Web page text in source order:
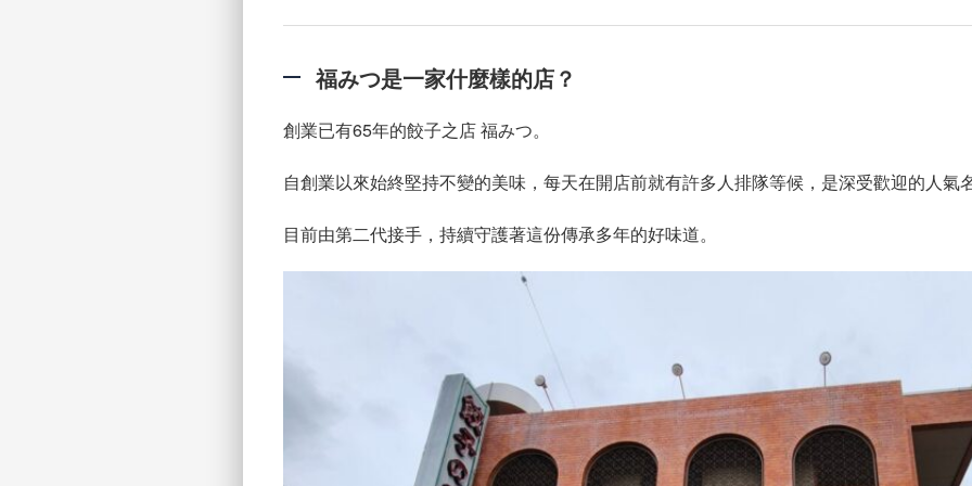
福みつ是一家什麼樣的店？
創業已有65年的餃子之店 福みつ。
自創業以來始終堅持不變的美味，每天在開店前就有許多人排隊等候，是深受歡迎的人氣
目前由第二代接手，持續守護著這份傳承多年的好味道。